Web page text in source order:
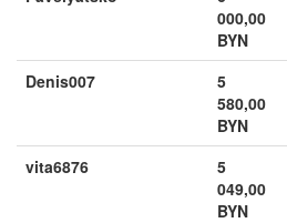
000,00
BYN
Denis007
5
580,00
BYN
vita6876
5
049,00
BYN